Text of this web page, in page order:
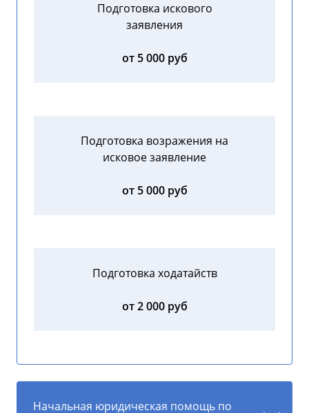
Подготовка искового
заявления
от 5 000 руб
Подготовка возражения на
исковое заявление
от 5 000 руб
Подготовка ходатайств
от 2 000 руб
Начальная юридическая помощь по